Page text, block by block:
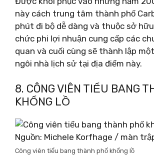
này cách trung tâm thành phố
phút đi bộ dễ dàng và thuộc sở
chức phi lợi nhuận cung cấp các
quan và cuối cùng sẽ thành lập
ngôi nhà lịch sử tại địa điểm này.
8. CÔNG VIÊN TIỂU BANG
KHỔNG LỒ
Nguồn: Michele Korfhage / màn
Công viên tiểu bang thành phố khổng lồ